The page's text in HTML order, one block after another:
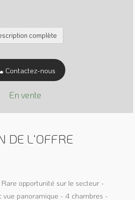
complète
Contactez-nous
En vente
DE L'OFFRE
opportunité sur le secteur -
vue panoramique - 4 chambres -